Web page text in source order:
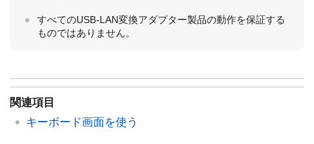
すべてのUSB-LAN変換アダプター製品の動作を保証する
ものではありません。
関連項目
キーボード画面を使う